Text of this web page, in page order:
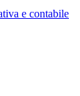
e contabile